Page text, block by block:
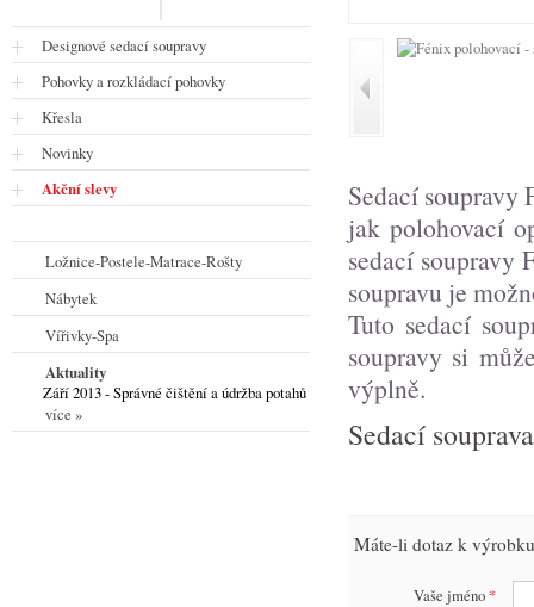
Sedací
jak polohovací
sedací soupravy
soupravu je
Tuto sedací
soupravy si
výplně.
Sedací
Máte-li dotaz k
Vaše jméno *
Designové sedací soupravy
Pohovky a rozkládací pohovky
Křesla
Novinky
Akční slevy
Ložnice-Postele-Matrace-Rošty
Nábytek
Vířivky-Spa
Aktuality
Září 2013 - Správné čištění a údržba potahů
více »